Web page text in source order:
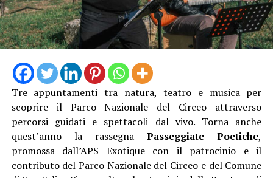
Camminando nel borgo si incroceranno proposte
artistiche per tutti i gusti. Presso l’Infermeria dei
Conversi andrà in scena lo spettacolo di teatro-danza
“Le Donne del Fuoco” a cura di Piedi Scalzi, un’opera
intensa ispirata all’universo femminile medievale,
Tre appuntamenti tra natura, teatro e musica per
scoprire il Parco Nazionale del Circeo attraverso
percorsi guidati e spettacoli dal vivo. Torna anche
quest’anno la rassegnaPasseggiate Poetiche,
promossa dall’APS Exotique con il patrocinio e il
contributo del Parco Nazionale del Circeo e del Comune